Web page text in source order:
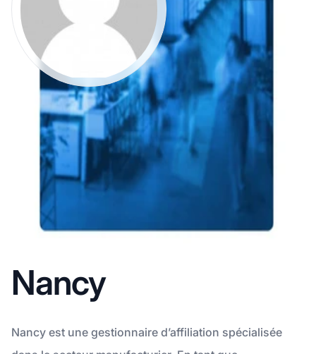
Nancy
Nancy est une gestionnaire d’affiliation spécialisée